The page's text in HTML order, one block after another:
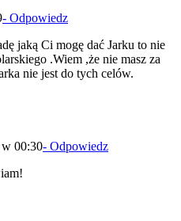
- Odpowiedz
jaką Ci mogę dać Jarku to nie
.Wiem ,że nie masz za
nie jest do tych celów.
00:30- Odpowiedz